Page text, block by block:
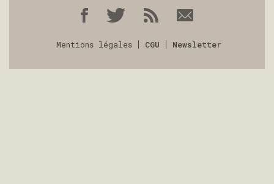
Mentions légales CGU Newsletter